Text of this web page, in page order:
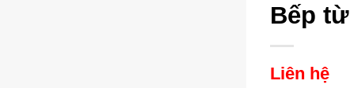
Bếp từ
Liên hệ